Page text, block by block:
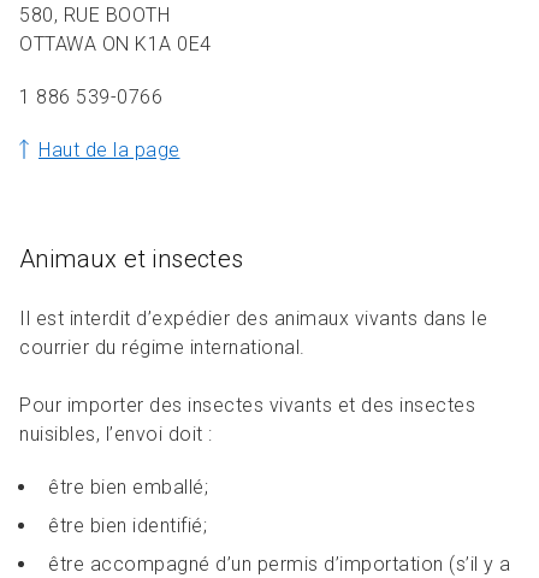
580, RUE BOOTH
OTTAWA ON K1A 0E4
1 886 539-0766
Haut de la page
Animaux et insectes
Il est interdit d’expédier des animaux vivants dans le
courrier du régime international.
Pour importer des insectes vivants et des insectes
nuisibles, l’envoi doit :
être bien emballé;
être bien identifié;
être accompagné d’un permis d’importation (s’il y a